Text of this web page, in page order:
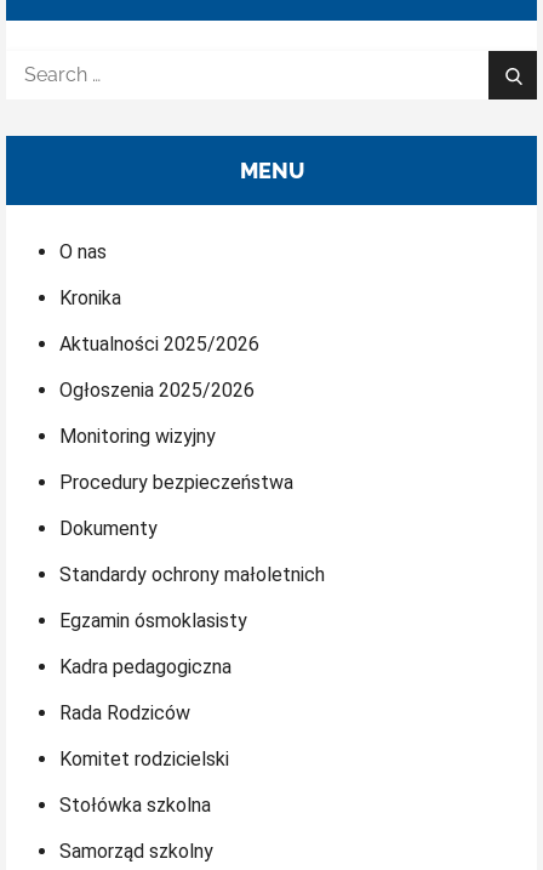
Search
MENU
O nas
Kronika
Aktualności 2025/2026
Ogłoszenia 2025/2026
Monitoring wizyjny
Procedury bezpieczeństwa
Dokumenty
Standardy ochrony małoletnich
Egzamin ósmoklasisty
Kadra pedagogiczna
Rada Rodziców
Komitet rodzicielski
Stołówka szkolna
Samorząd szkolny